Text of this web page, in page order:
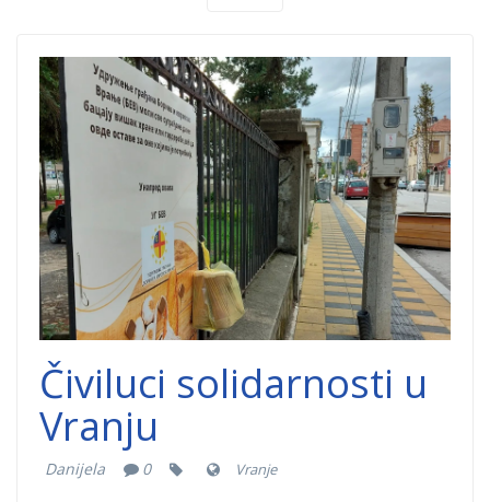
civiluci-
solidarnosti.png
Čiviluci solidarnosti u
Vranju
Danijela 0 Vranje